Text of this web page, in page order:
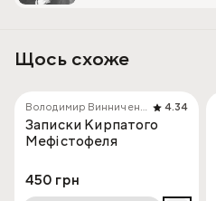
Щось схоже
Володимир Винниченко 4.34
Записки Кирпатого
Мефістофеля
450 грн